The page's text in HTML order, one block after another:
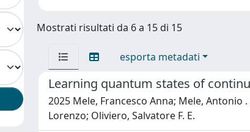
Mostrati risultati da 6 a 15 di 15
esporta metadati
Learning quantum states of
2025 Mele, Francesco Anna; Mele, Antonio
Lorenzo; Oliviero, Salvatore F. E.